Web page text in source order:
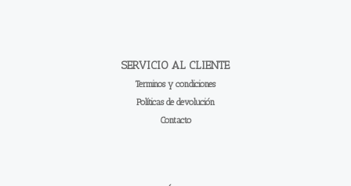
SERVICIO AL CLIENTE
Terminos y condiciones
Políticas de devolución
Contacto